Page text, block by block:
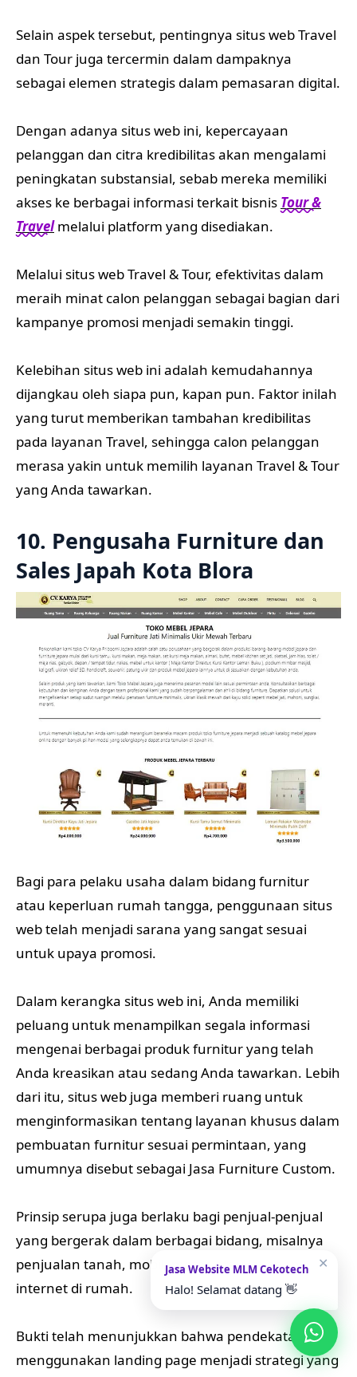
Selain aspek tersebut, pentingnya situs web Travel
dan Tour juga tercermin dalam dampaknya
sebagai elemen strategis dalam pemasaran digital.
Dengan adanya situs web ini, kepercayaan
pelanggan dan citra kredibilitas akan mengalami
peningkatan substansial, sebab mereka memiliki
akses ke berbagai informasi terkait bisnis Tour &
Travelmelalui platform yang disediakan.
Melalui situs web Travel & Tour, efektivitas dalam
meraih minat calon pelanggan sebagai bagian dari
kampanye promosi menjadi semakin tinggi.
Kelebihan situs web ini adalah kemudahannya
dijangkau oleh siapa pun, kapan pun. Faktor inilah
yang turut memberikan tambahan kredibilitas
pada layanan Travel, sehingga calon pelanggan
merasa yakin untuk memilih layanan Travel & Tour
yang Anda tawarkan.
10. Pengusaha Furniture dan
Sales Japah Kota Blora
Bagi para pelaku usaha dalam bidang furnitur
atau keperluan rumah tangga, penggunaan situs
web telah menjadi sarana yang sangat sesuai
untuk upaya promosi.
Dalam kerangka situs web ini, Anda memiliki
peluang untuk menampilkan segala informasi
mengenai berbagai produk furnitur yang telah
Anda kreasikan atau sedang Anda tawarkan. Lebih
dari itu, situs web juga memberi ruang untuk
menginformasikan tentang layanan khusus dalam
pembuatan furnitur sesuai permintaan, yang
umumnya disebut sebagai Jasa Furniture Custom.
Prinsip serupa juga berlaku bagi penjual-penjual
yang bergerak dalam berbagai bidang, misalnya
penjualan tanah, mobil, motor, atau layanan
internet di rumah.
Bukti telah menunjukkan bahwa pendekatan
menggunakan landing page menjadi strategi yang
✕
Jasa Website MLM Cekotech
Halo! Selamat datang 👋